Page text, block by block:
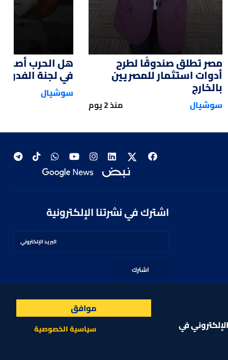
مصر تطلق صندوقًا لطرح
أدوات استثمار للمصريين
بالخارج
سوشيال منذ 2 يوم
هل الحرب
في لجنة
سوشيال
اشترك في نشرتنا الإلكترونية
اشترك
MARKET TECHNOLOGY POWERED BY ZAGTRADER
في
سياسية الخصوصية
موافق